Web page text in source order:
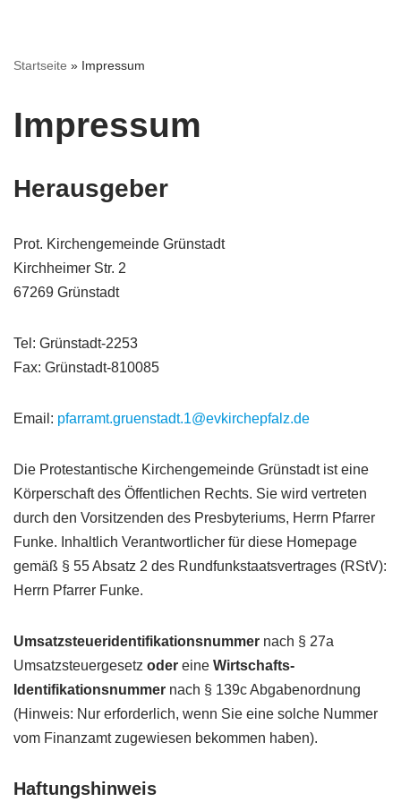
Inhalt
Startseite » Impressum
Impressum
Herausgeber
Prot. Kirchengemeinde Grünstadt
Kirchheimer Str. 2
67269 Grünstadt
Tel: Grünstadt-2253
Fax: Grünstadt-810085
Email: pfarramt.gruenstadt.1@evkirchepfalz.de
Die Protestantische Kirchengemeinde Grünstadt ist eine
Körperschaft des Öffentlichen Rechts. Sie wird vertreten
durch den Vorsitzenden des Presbyteriums, Herrn Pfarrer
Funke. Inhaltlich Verantwortlicher für diese Homepage
gemäß § 55 Absatz 2 des Rundfunkstaatsvertrages (RStV):
Herrn Pfarrer Funke.
Umsatzsteueridentifikationsnummer nach § 27a
Umsatzsteuergesetz oder eine Wirtschafts-
Identifikationsnummer nach § 139c Abgabenordnung
(Hinweis: Nur erforderlich, wenn Sie eine solche Nummer
vom Finanzamt zugewiesen bekommen haben).
Haftungshinweis